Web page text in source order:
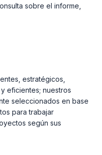
sobre el informe,
estratégicos,
eficientes; nuestros
seleccionados en base
para trabajar
según sus